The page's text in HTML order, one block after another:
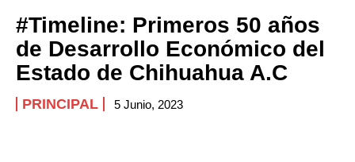
#Timeline: Primeros 50 años
de Desarrollo Económico del
Estado de Chihuahua A.C
PRINCIPAL 5 Junio, 2023